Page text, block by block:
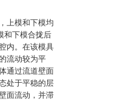
上模和下模均
和下模合拢后
内。在该模具
流动较为平
通过流道壁面
处于平稳的层
面流动，并滞